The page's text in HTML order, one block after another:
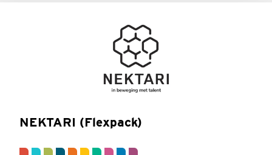
NEKTARI (Flexpack)